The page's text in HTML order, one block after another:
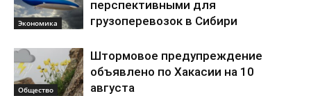
Экономика
перспективными для
грузоперевозок в Сибири
Общество
Штормовое предупреждение
объявлено по Хакасии на 10
августа